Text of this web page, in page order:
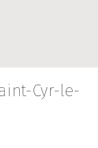
Cyr-le-